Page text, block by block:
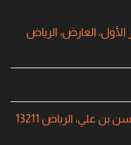
العزيز الأول، العارض، الرياض
علي، الرياض 13211